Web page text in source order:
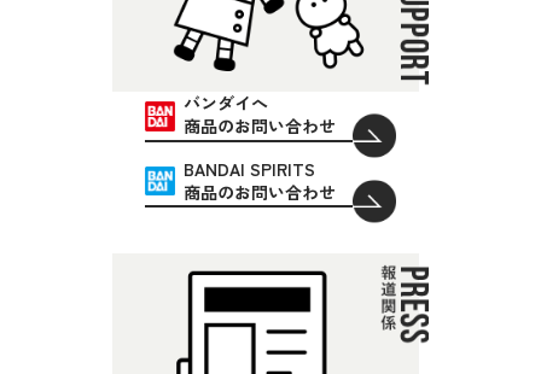
バンダイへ
商品のお問い合わせ
BANDAI SPIRITS
商品のお問い合わせ